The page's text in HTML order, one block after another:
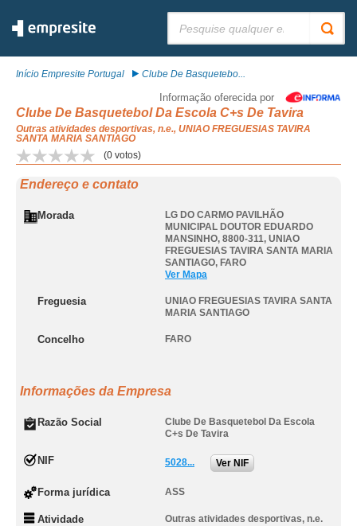
Início Empresite Portugal Clube De Basquetebo...
Informação oferecida por
Clube De Basquetebol Da Escola C+s De Tavira
Outras atividades desportivas, n.e., UNIAO FREGUESIAS TAVIRA
SANTA MARIA SANTIAGO
(0 votos)
Endereço e contato
Morada
LG DO CARMO PAVILHÃO
MUNICIPAL DOUTOR EDUARDO
MANSINHO, 8800-311, UNIAO
FREGUESIAS TAVIRA SANTA MARIA
SANTIAGO, FARO
Ver Mapa
Freguesia
UNIAO FREGUESIAS TAVIRA SANTA
MARIA SANTIAGO
Concelho FARO
Informações da Empresa
Razão Social
Clube De Basquetebol Da Escola
C+s De Tavira
NIF 5028... Ver NIF
Forma jurídica ASS
Atividade Outras atividades desportivas, n.e.